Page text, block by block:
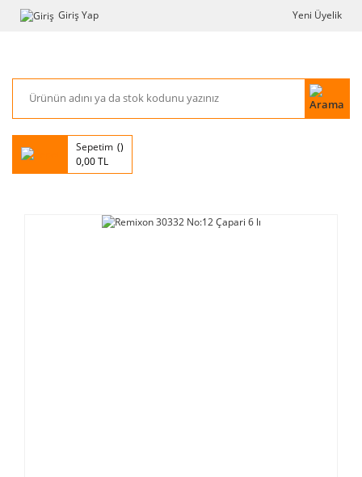
Giriş Yap Yeni Üyelik
Sepetim
0,00 TL